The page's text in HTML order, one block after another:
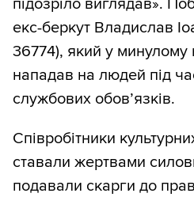
підозріло виглядав».
екс-беркут Владислав
36774), який у
нападав на людей під
службових обов’язків.
Співробітники
ставали жертвами
подавали скарги до